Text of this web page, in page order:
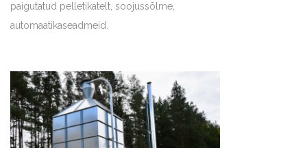
paigutatud pelletikatelt, soojussõlme,
automaatikaseadmeid.